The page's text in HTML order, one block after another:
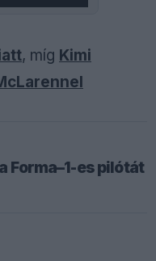
, míg Kimi
Forma–1-es pilótát